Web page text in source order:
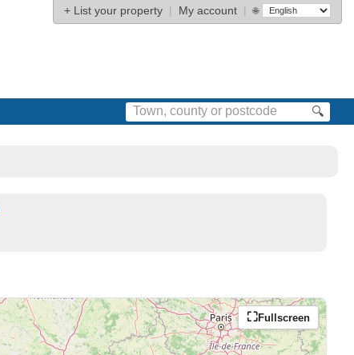
+ List your property | My account | 🌐
🔍
Fullscreen